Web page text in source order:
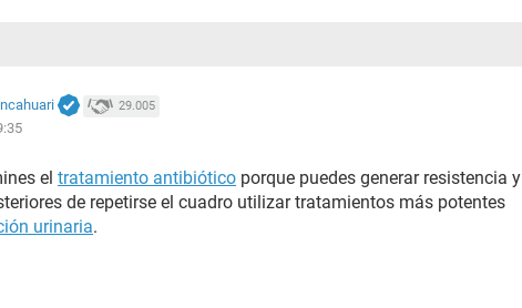
29.005
el tratamiento antibiótico porque puedes generar resistencia y
de repetirse el cuadro utilizar tratamientos más potentes
urinaria.